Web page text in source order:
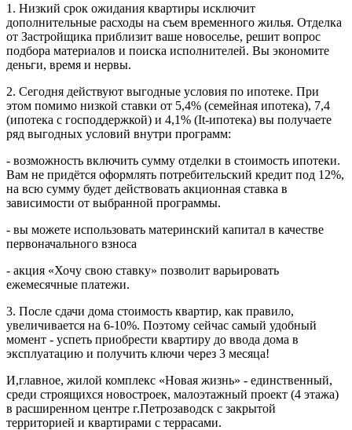
1. Низкий срок ожидания квартиры исключит
дополнительные расходы на съем временного жилья. Отделка
от Застройщика приблизит ваше новоселье, решит вопрос
подбора материалов и поиска исполнителей. Вы экономите
деньги, время и нервы.
2. Сегодня действуют выгодные условия по ипотеке. При
этом помимо низкой ставки от 5,4% (семейная ипотека), 7,4
(ипотека с господдержкой) и 4,1% (It-ипотека) вы получаете
ряд выгодных условий внутри программ:
- возможность включить сумму отделки в стоимость ипотеки.
Вам не придётся оформлять потребительский кредит под 12%,
на всю сумму будет действовать акционная ставка в
зависимости от выбранной программы.
- вы можете использовать материнский капитал в качестве
первоначального взноса
- акция «Хочу свою ставку» позволит варьировать
ежемесячные платежи.
3. После сдачи дома стоимость квартир, как правило,
увеличивается на 6-10%. Поэтому сейчас самый удобный
момент - успеть приобрести квартиру до ввода дома в
эксплуатацию и получить ключи через 3 месяца!
И,главное, жилой комплекс «Новая жизнь» - единственный,
среди строящихся новостроек, малоэтажный проект (4 этажа)
в расширенном центре г.Петрозаводск с закрытой
территорией и квартирами с террасами.